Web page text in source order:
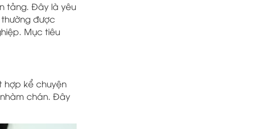
tảng. Đây là yêu
được
Mục tiêu
hợp kể chuyện
chán. Đây